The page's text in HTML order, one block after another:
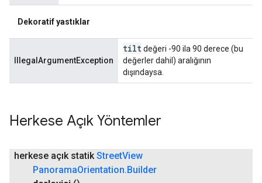
Dekoratif yastıklar
IllegalArgumentException
tiltdeğeri -90 ila 90 derece (bu
değerler dahil) aralığının
dışındaysa.
Herkese Açık Yöntemler
herkese açık statikStreetView
PanoramaOrientation. Builder